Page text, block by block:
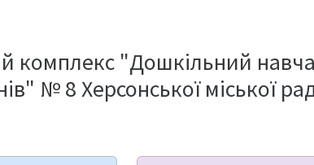
комплекс "Дошкільний
№ 8 Херсонської міської